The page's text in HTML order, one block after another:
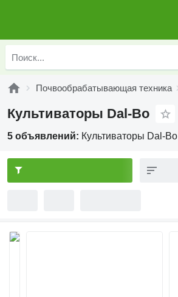
Почвообрабатывающая техника
Культиваторы Dal-Bo
5 объявлений: Культиваторы Dal-Bo